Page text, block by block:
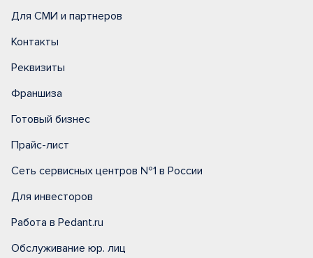
Для СМИ и партнеров
Контакты
Реквизиты
Франшиза
Готовый бизнес
Прайс-лист
Сеть сервисных центров №1 в России
Для инвесторов
Работа в Pedant.ru
Обслуживание юр. лиц